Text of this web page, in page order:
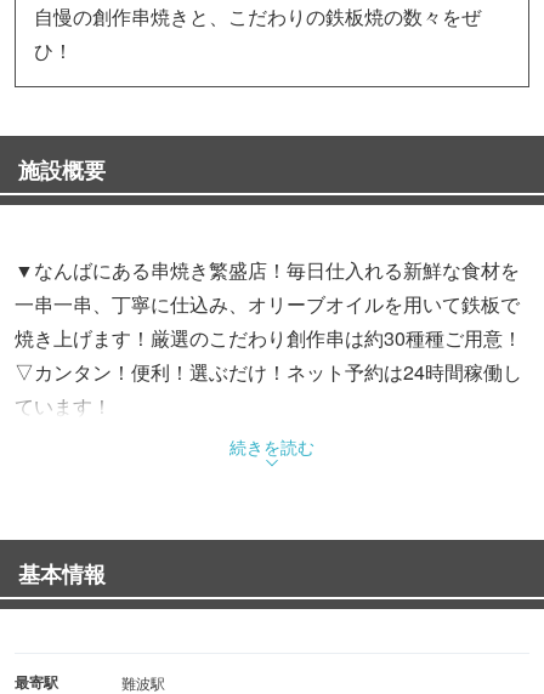
自慢の創作串焼きと、こだわりの鉄板焼の数々をぜ
ひ！
施設概要
▼なんばにある串焼き繁盛店！毎日仕入れる新鮮な食材を
一串一串、丁寧に仕込み、オリーブオイルを用いて鉄板で
焼き上げます！厳選のこだわり創作串は約30種種ご用意！
▽カンタン！便利！選ぶだけ！ネット予約は24時間稼働し
ています！
▼真心をもって「衛生管理」を徹底しております。
▽各種テイクアウト/デリバリー承っております。
▽お席のご案内
1F : 日本人の鑑、御神輿前のカウンター席
2F : ゆったり、蜜を避ける完全個室、半個室の掘りごたつ
3F : 半個室タイプのテーブル席
続きを読む
基本情報
最寄駅 難波駅